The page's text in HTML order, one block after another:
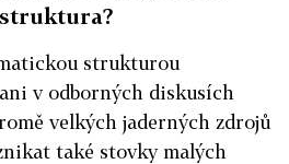
strukturou
v odborných diskusích
velkých jaderných zdrojů
také stovky malých